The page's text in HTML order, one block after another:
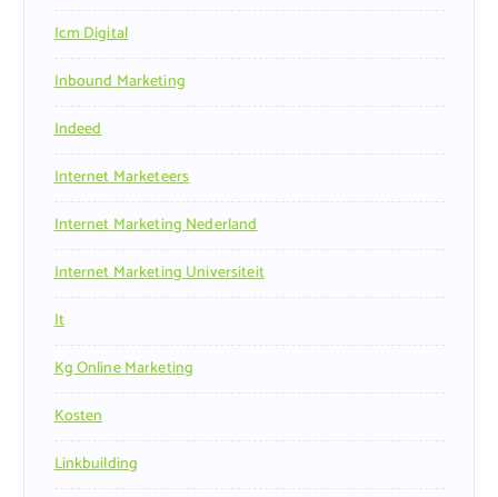
Icm Digital
Inbound Marketing
Indeed
Internet Marketeers
Internet Marketing Nederland
Internet Marketing Universiteit
It
Kg Online Marketing
Kosten
Linkbuilding